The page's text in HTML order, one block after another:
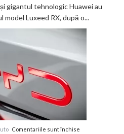
creat
gigantul tehnologic Huawei au
Luxeed RX, după o...
Comentariile sunt închise